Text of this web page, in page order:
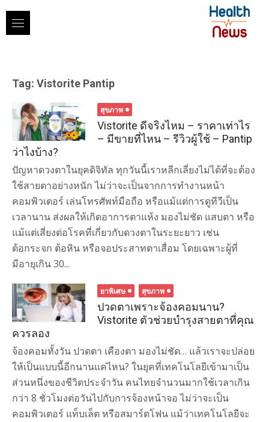
content
Tag: Vistorite Pantip
สุขภาพ
Vistorite ดีจริงไหม – ราคาเท่าไร
– มีขายที่ไหน – รีวิวผู้ใช้ – Pantip
ว่าไงบ้าง?
ปัญหาดวงตาในยุคดิจิทัล ทุกวันนี้เราหลีกเลี่ยงไม่ได้ที่จะต้อง
ใช้สายตาอย่างหนัก ไม่ว่าจะเป็นจากการทำงานหน้า
คอมพิวเตอร์ เล่นโทรศัพท์มือถือ หรือแม้แต่การดูทีวีเป็น
เวลานาน ส่งผลให้เกิดอาการตาแห้ง มองไม่ชัด แสบตา หรือ
แม้แต่เสี่ยงต่อโรคที่เกี่ยวกับดวงตาในระยะยาว เช่น
ต้อกระจก ต้อหิน หรือจอประสาทตาเสื่อม โดยเฉพาะผู้ที่
มีอายุเกิน 30...
ยาพิเศษ สุขภาพ
ปวดตาเพราะจ้องคอมนาน?
Vistorite ตัวช่วยบำรุงสายตาที่คุณ
ควรลอง
จ้องคอมทั้งวัน ปวดตา เคืองตา มองไม่ชัด… แล้วเราจะปล่อย
ให้เป็นแบบนี้อีกนานแค่ไหน? ในยุคที่เทคโนโลยีเข้ามาเป็น
ส่วนหนึ่งของชีวิตประจำวัน คนไทยจำนวนมากใช้เวลาเกิน
กว่า 8 ชั่วโมงต่อวันไปกับการจ้องหน้าจอ ไม่ว่าจะเป็น
คอมพิวเตอร์ แท็บเล็ต หรือสมาร์ตโฟน แม้ว่าเทคโนโลยีจะ